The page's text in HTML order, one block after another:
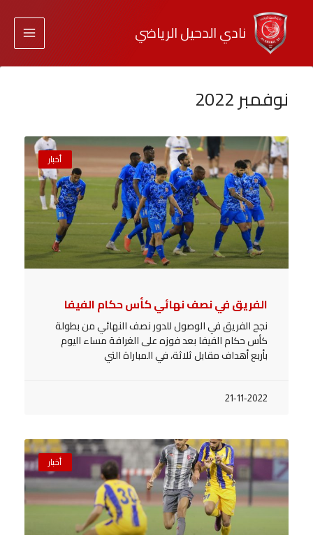
نادي الدحيل الرياضي
نوفمبر 2022
أخبار
الفريق في نصف نهائي كأس حكام الفيفا
نجح الفريق في الوصول للدور نصف النهائي من بطولة
كأس حكام الفيفا بعد فوزه على الغرافة مساء اليوم
بأربع أهداف مقابل ثلاثة، في المباراة التي
21-11-2022
أخبار